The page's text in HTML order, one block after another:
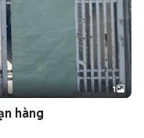
1
hàng